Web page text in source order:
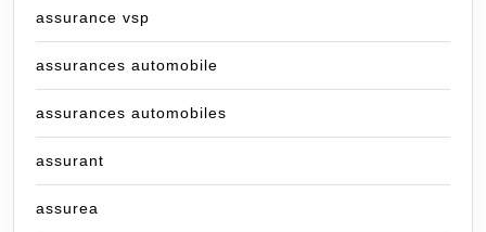
assurance vsp
assurances automobile
assurances automobiles
assurant
assurea